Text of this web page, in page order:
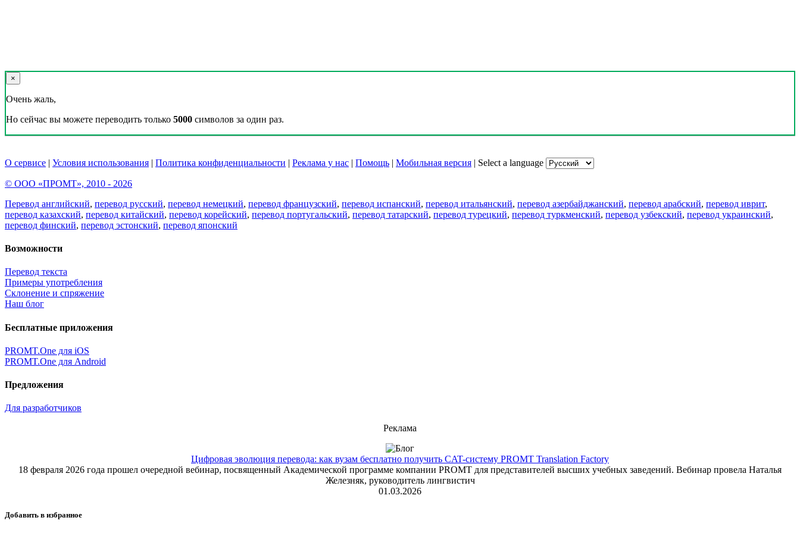
×
Очень жаль,
Но сейчас вы можете переводить только 5000 символов за один раз.
О сервисе | Условия использования | Политика конфиденциальности | Реклама у нас | Помощь | Мобильная версия | Select a language
© ООО «ПРОМТ», 2010 - 2026
Перевод английский, перевод русский, перевод немецкий, перевод французский, перевод испанский, перевод итальянский, перевод азербайджанский, перевод арабский, перевод иврит,
перевод казахский, перевод китайский, перевод корейский, перевод португальский, перевод татарский, перевод турецкий, перевод туркменский, перевод узбекский, перевод украинский,
перевод финский, перевод эстонский, перевод японский
Возможности
Перевод текста
Примеры употребления
Склонение и спряжение
Наш блог
Бесплатные приложения
PROMT.One для iOS
PROMT.One для Android
Предложения
Для разработчиков
Реклама
Цифровая эволюция перевода: как вузам бесплатно получить CAT-систему PROMT Translation Factory
18 февраля 2026 года прошел очередной вебинар, посвященный Академической программе компании PROMT для представителей высших учебных заведений. Вебинар провела Наталья
Железняк, руководитель лингвистич
01.03.2026
Добавить в избранное